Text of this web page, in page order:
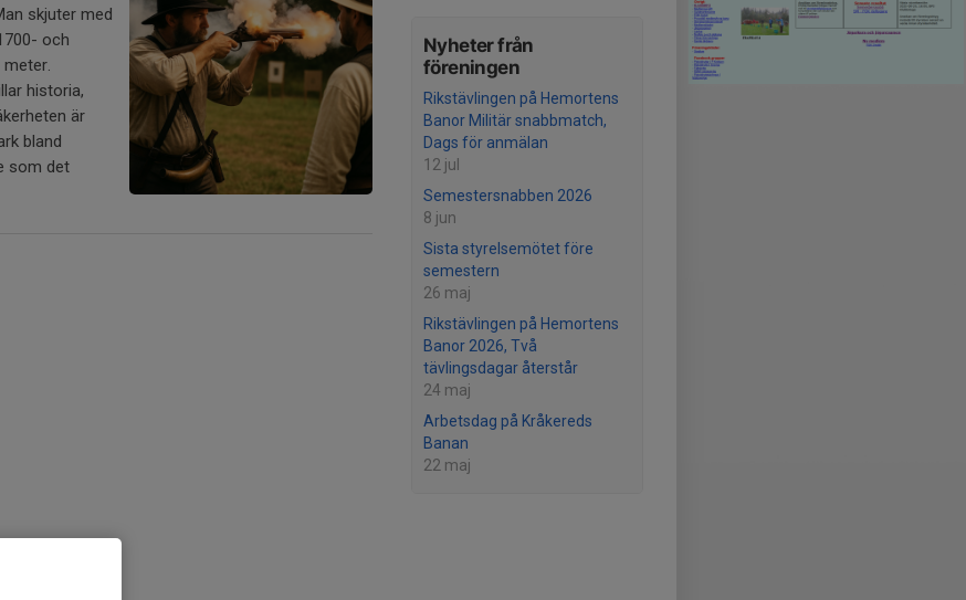
Nyheter från
föreningen
Rikstävlingen på Hemortens
Banor Militär snabbmatch,
Dags för anmälan
12 jul
Semestersnabben 2026
8 jun
Sista styrelsemötet före
semestern
26 maj
Rikstävlingen på Hemortens
Banor 2026, Två
tävlingsdagar återstår
24 maj
Arbetsdag på Kråkereds
Banan
22 maj
skjuter med
och
historia,
är
bland
som det